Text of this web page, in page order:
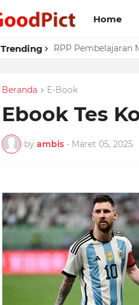
Home
Trending RPP Pembelajaran
Beranda E-Book
Ebook Tes
by ambis - Maret 05, 2025